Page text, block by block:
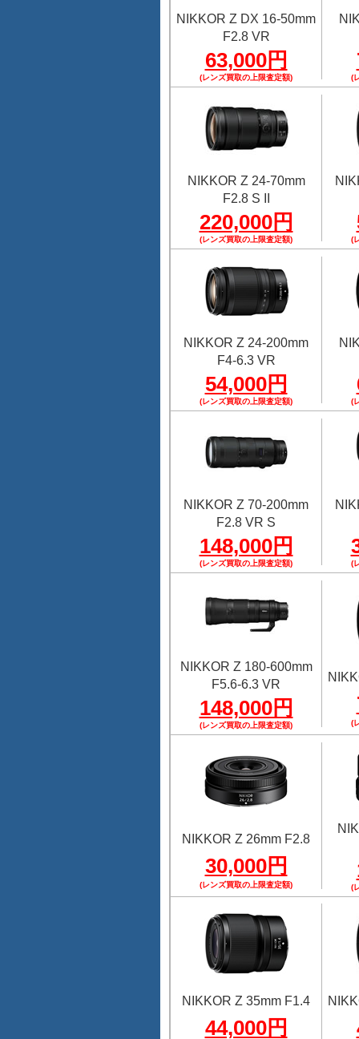
NIKKOR Z DX 16-50mm
F2.8 VR
63,000円
(レンズ買取の上限査定額) (
NIKKOR Z 24-70mm
F2.8 S II
220,000円
(レンズ買取の上限査定額) (
NIKKOR Z 24-200mm
F4-6.3 VR
54,000円
(レンズ買取の上限査定額) (
NIKKOR Z 70-200mm
F2.8 VR S
148,000円
(レンズ買取の上限査定額) (
NIKKOR Z 180-600mm
F5.6-6.3 VR
148,000円
(レンズ買取の上限査定額) (
NIKKOR Z 26mm F2.8
30,000円
(レンズ買取の上限査定額) (
NIKKOR Z 35mm F1.4
44,000円